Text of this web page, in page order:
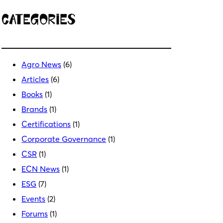
Categories
Agro News (6)
Articles (6)
Books (1)
Brands (1)
Certifications (1)
Corporate Governance (1)
CSR (1)
ECN News (1)
ESG (7)
Events (2)
Forums (1)